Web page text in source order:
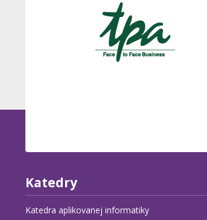
Katedry
Katedra aplikovanej informatiky